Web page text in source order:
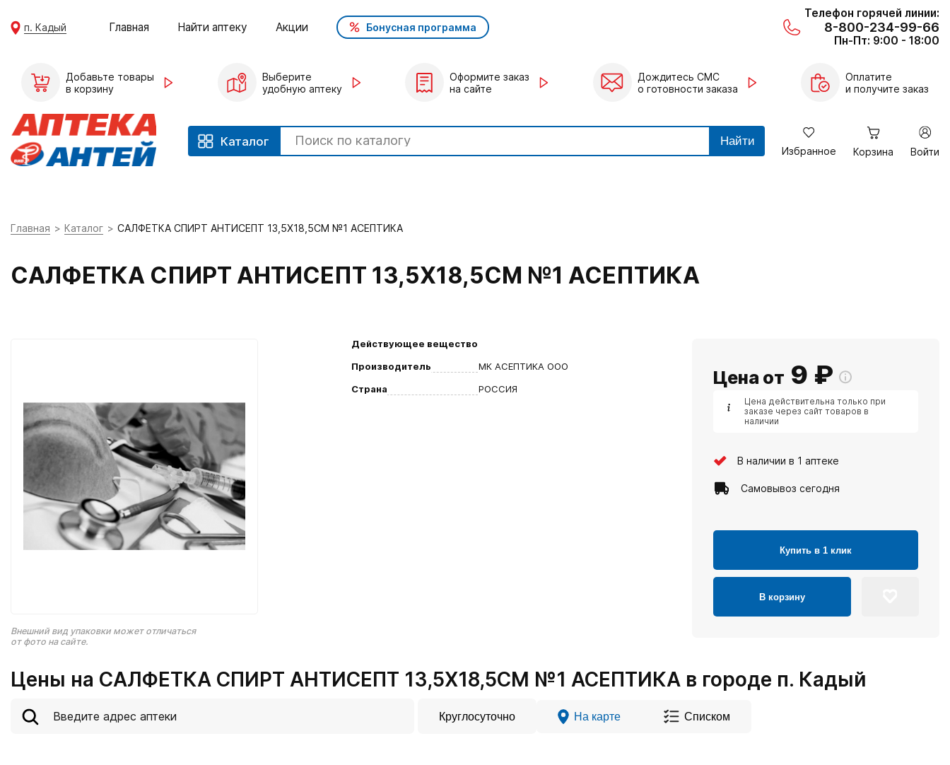
п. Кадый Главная Найти аптеку Акции Бонусная программа
Телефон горячей линии:
8-800-234-99-66
Пн-Пт: 9:00 - 18:00
Добавьте товары
в корзину
Выберите
удобную аптеку
Оформите заказ
на сайте
Дождитесь СМС
о готовности заказа
Оплатите
и получите заказ
Каталог Найти
Избранное Корзина Войти
Главная Каталог САЛФЕТКА СПИРТ АНТИСЕПТ 13,5Х18,5СМ №1 АСЕПТИКА
САЛФЕТКА СПИРТ АНТИСЕПТ 13,5Х18,5СМ №1 АСЕПТИКА
Внешний вид упаковки может отличаться
от фото на сайте.
Действующее вещество
Производитель
МК АСЕПТИКА ООО
Страна
РОССИЯ
Цена от 9 ₽
Цена действительна только при
заказе через сайт товаров в
наличии
В наличии в 1 аптеке
Самовывоз сегодня
Купить в 1 клик
В корзину
Цены на САЛФЕТКА СПИРТ АНТИСЕПТ 13,5Х18,5СМ №1 АСЕПТИКА в городе п. Кадый
Круглосуточно На карте Списком